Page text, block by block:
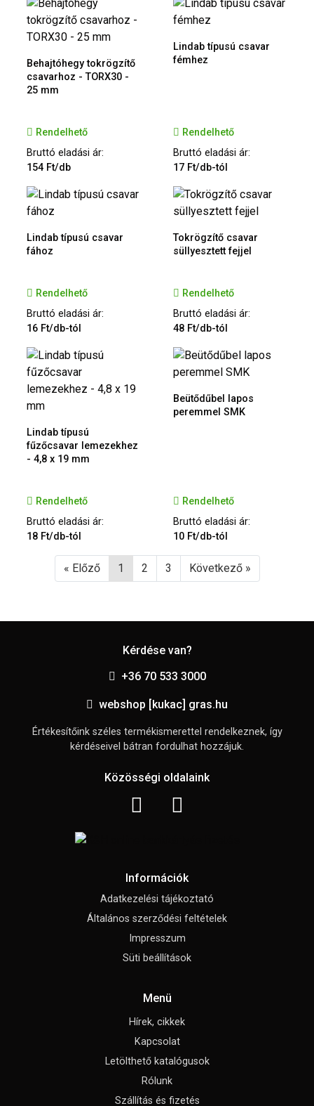
Behajtóhegy tokrögzítő
csavarhoz - TORX30 -
25 mm
Rendelhető
Bruttó eladási ár:
154 Ft/db
Lindab típusú csavar
fémhez
Rendelhető
Bruttó eladási ár:
17 Ft/db-tól
Lindab típusú csavar
fához
Rendelhető
Bruttó eladási ár:
16 Ft/db-tól
Tokrögzítő csavar
süllyesztett fejjel
Rendelhető
Bruttó eladási ár:
48 Ft/db-tól
Lindab típusú
fűzőcsavar lemezekhez
- 4,8 x 19 mm
Rendelhető
Bruttó eladási ár:
18 Ft/db-tól
Beütődűbel lapos
peremmel SMK
Rendelhető
Bruttó eladási ár:
10 Ft/db-tól
« Előző 1 2 3 Következő »
Kérdése van?
+36 70 533 3000
webshop [kukac] gras.hu
Értékesítőink széles termékismerettel rendelkeznek, így
kérdéseivel bátran fordulhat hozzájuk.
Közösségi oldalaink
Információk
Adatkezelési tájékoztató
Általános szerződési feltételek
Impresszum
Süti beállítások
Menü
Hírek, cikkek
Kapcsolat
Letölthető katalógusok
Rólunk
Szállítás és fizetés